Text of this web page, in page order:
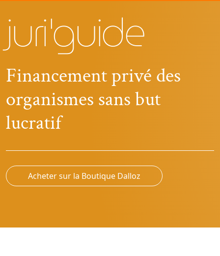
juri'guide
Financement privé des
organismes sans but
lucratif
Acheter sur la Boutique Dalloz